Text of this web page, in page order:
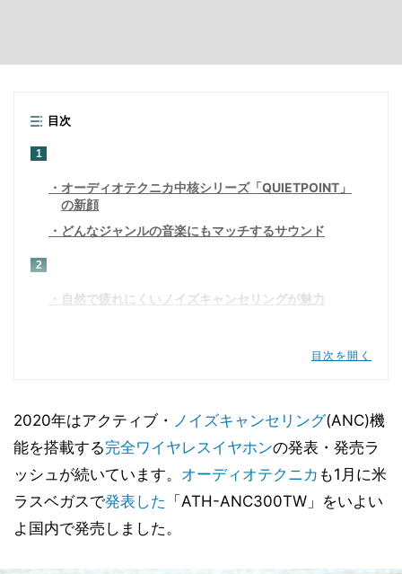
目次
1
オーディオテクニカ中核シリーズ「QUIETPOINT」
の新顔
どんなジャンルの音楽にもマッチするサウンド
2
自然で疲れにくいノイズキャンセリングが魅力
自然で疲れにくい消音感が魅力
ルーも
目次を開く
2020年はアクティブ・ ノイズキャンセリング(ANC)機
能を搭載する完全ワイヤレスイヤホンの発表・発売ラ
ッシュが続いています。 オーディオテクニカ も1月に米
ラスベガスで発表した 「ATH-ANC300TW」をいよい
よ国内で発売しました。